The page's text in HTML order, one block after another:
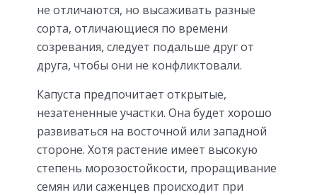
не отличаются, но высаживать разные
сорта, отличающиеся по времени
созревания, следует подальше друг от
друга, чтобы они не конфликтовали.
Капуста предпочитает открытые,
незатененные участки. Она будет хорошо
развиваться на восточной или западной
стороне. Хотя растение имеет высокую
степень морозостойкости, проращивание
семян или саженцев происходит при